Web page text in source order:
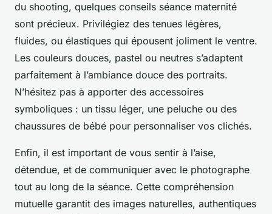
du shooting, quelques conseils séance maternité
sont précieux. Privilégiez des tenues légères,
fluides, ou élastiques qui épousent joliment le ventre.
Les couleurs douces, pastel ou neutres s’adaptent
parfaitement à l’ambiance douce des portraits.
N’hésitez pas à apporter des accessoires
symboliques : un tissu léger, une peluche ou des
chaussures de bébé pour personnaliser vos clichés.
Enfin, il est important de vous sentir à l’aise,
détendue, et de communiquer avec le photographe
tout au long de la séance. Cette compréhension
mutuelle garantit des images naturelles, authentiques